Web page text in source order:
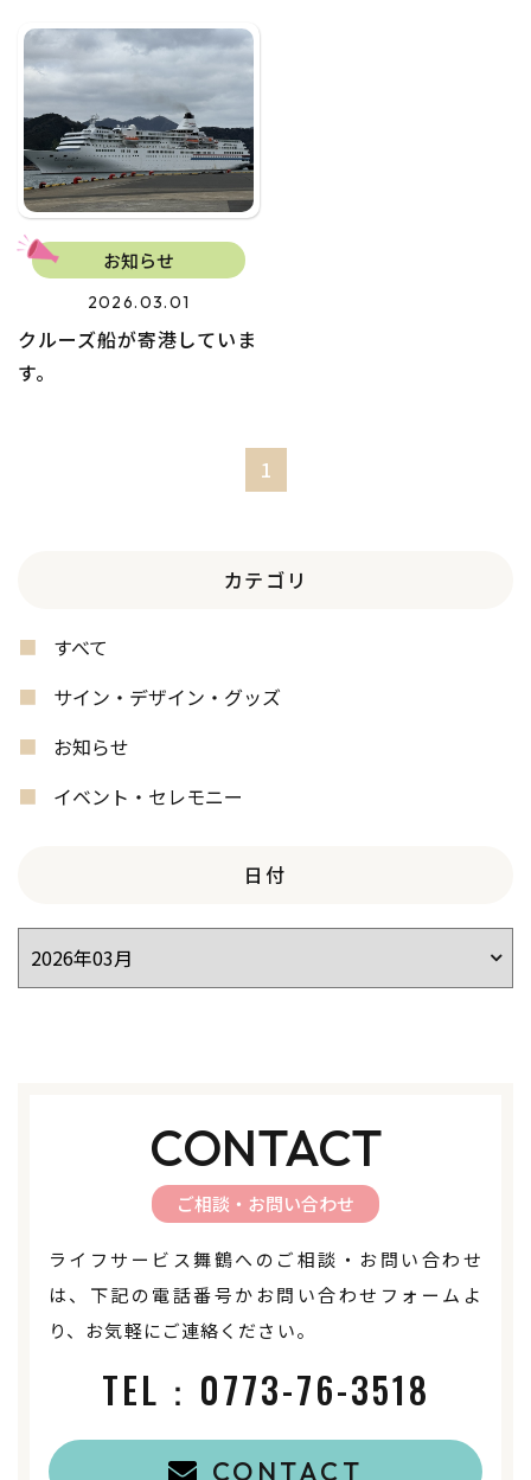
お知らせ
2026.03.01
クルーズ船が寄港していま
す。
1
カテゴリ
すべて
サイン・デザイン・グッズ
お知らせ
イベント・セレモニー
日付
CONTACT
ご相談・お問い合わせ
ライフサービス舞鶴へのご相談・お問い合わせ
は、下記の電話番号かお問い合わせフォームよ
り、お気軽にご連絡ください。
TEL： 0773-76-3518
CONTACT